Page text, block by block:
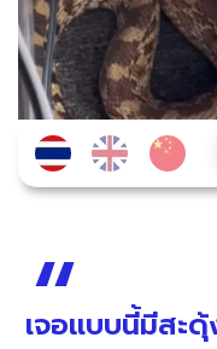
เจอแบบนี้มีสะ